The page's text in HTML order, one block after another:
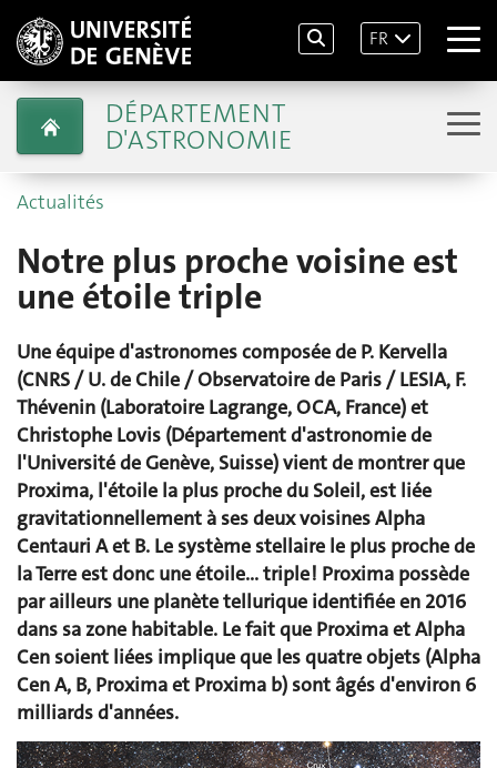
FR
DÉPARTEMENT
D'ASTRONOMIE
Actualités
Notre plus proche voisine est
une étoile triple
Une équipe d'astronomes composée de P. Kervella
(CNRS / U. de Chile / Observatoire de Paris / LESIA, F.
Thévenin (Laboratoire Lagrange, OCA, France) et
Christophe Lovis (Département d'astronomie de
l'Université de Genève, Suisse) vient de montrer que
Proxima, l'étoile la plus proche du Soleil, est liée
gravitationnellement à ses deux voisines Alpha
Centauri A et B. Le système stellaire le plus proche de
la Terre est donc une étoile... triple ! Proxima possède
par ailleurs une planète tellurique identifiée en 2016
dans sa zone habitable. Le fait que Proxima et Alpha
Cen soient liées implique que les quatre objets (Alpha
Cen A, B, Proxima et Proxima b) sont âgés d'environ 6
milliards d'années.